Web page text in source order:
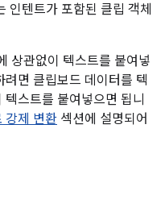
인텐트가 포함된 클립 객체
상관없이 텍스트를 붙여넣
면 클립보드 데이터를 텍
스트를 붙여넣으면 됩니
강제 변환 섹션에 설명되어